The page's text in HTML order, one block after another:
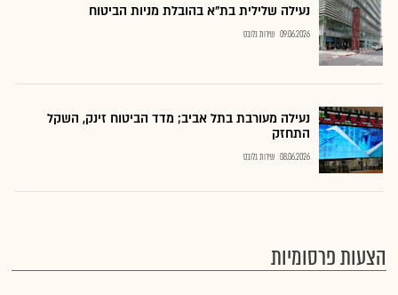
נעילה שלילית בת"א בהובלת מניות הביטוח
09.06.2026 שירות גלובס
נעילה מעורבת בתל אביב; מדד הביטוח זינק, השקל
התחזק
08.06.2026 שירות גלובס
הצעות פרסומיות